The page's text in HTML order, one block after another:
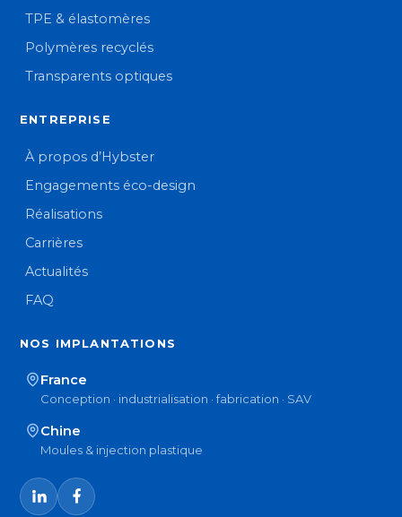
TPE & élastomères
Polymères recyclés
Transparents optiques
ENTREPRISE
À propos d’Hybster
Engagements éco-design
Réalisations
Carrières
Actualités
FAQ
NOS IMPLANTATIONS
France
Conception · industrialisation · fabrication · SAV
Chine
Moules & injection plastique